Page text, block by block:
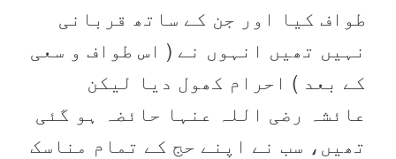
طواف کیا اور جن کے ساتھ قربانی
نہیں تھیں انہوں نے ( اس طواف و سعی
کے بعد ) احرام کھول دیا لیکن
عائشہ رضی اللہ عنہا حائضہ ہو گئی
تھیں، سب نے اپنے حج کے تمام مناسک